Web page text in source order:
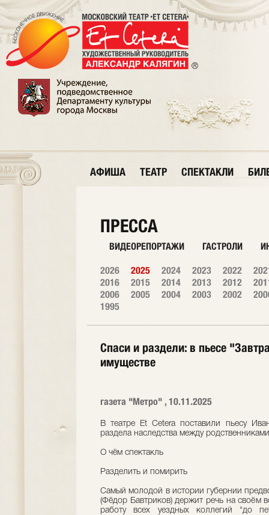
АФИША ТЕАТР СПЕКТАКЛИ
ПРЕССА
ВИДЕОРЕПОРТАЖИ ГАСТРОЛИ
2026 2025 2024 2023 2022
2016
2015 2014 2013 2012
2006
2005 2004 2003 2002
1995
Спаси и раздели: в пьесе
имуществе
газета "Метро" , 10.11.2025
В театре Et Cetera поставили пьесу
раздела наследства между родственниками
О чём спектакль
Разделить и помирить
Самый молодой в истории губернии
(Фёдор Бавтриков) держит речь на своём
работу всех уездных коллегий "до